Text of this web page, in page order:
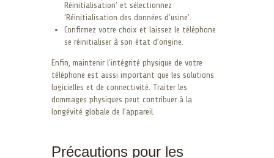
Réinitialisation’ et sélectionnez
‘Réinitialisation des données d’usine’.
Confirmez votre choix et laissez le téléphone
se réinitialiser à son état d’origine.
Enfin, maintenir l’intégrité physique de votre
téléphone est aussi important que les solutions
logicielles et de connectivité. Traiter les
dommages physiques peut contribuer à la
longévité globale de l’appareil.
Précautions pour les